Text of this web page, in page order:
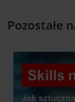
Pozostałe